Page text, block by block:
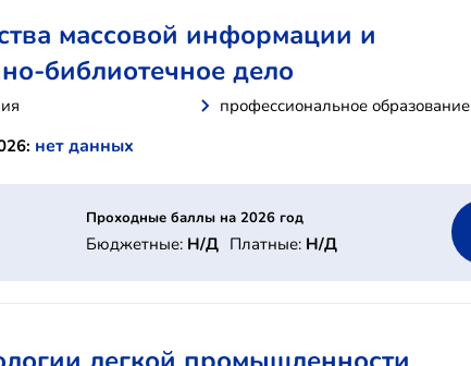
массовой информации и
библиотечное дело
профессиональное образование
нет данных
Проходные баллы на 2026 год
Бюджетные: Н/Д Платные: Н/Д